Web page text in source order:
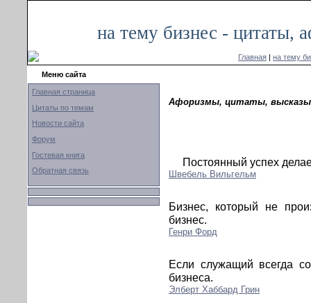
на тему бизнес - цитаты,
Главная | на тему
Меню сайта
Главная страница
Цитаты по темам
Новости сайта
Форум
Гостевая книга
Обратная связь
Афоризмы, цитаты,
Постоянный успех
Швебель Вильгельм
Бизнес, который не
бизнес.
Генри Форд
Если служащий всегда
бизнеса.
Элберт Хаббард Грин